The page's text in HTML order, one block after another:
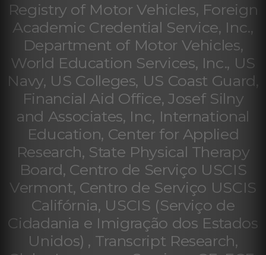
Registry of Motor Vehicles, Foreign
Academic Credential Service, Inc.,
Department of Motor Vehicles,
World Education Services, Inc., US
Navy, US Colleges, US Coast Guard,
Financial Aid Office, Josef Silny
and Associates, Inc, International
Education, Center for Applied
Research, State Physical Therapy
Board, Centro de Serviço USCIS
Vermont, Centro de Serviço USCIS
Califórnia, USCIS (Serviço de
Cidadania e Imigração dos Estados
Unidos) , Transcript Research,